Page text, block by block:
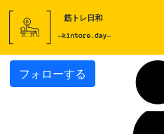
フォローする